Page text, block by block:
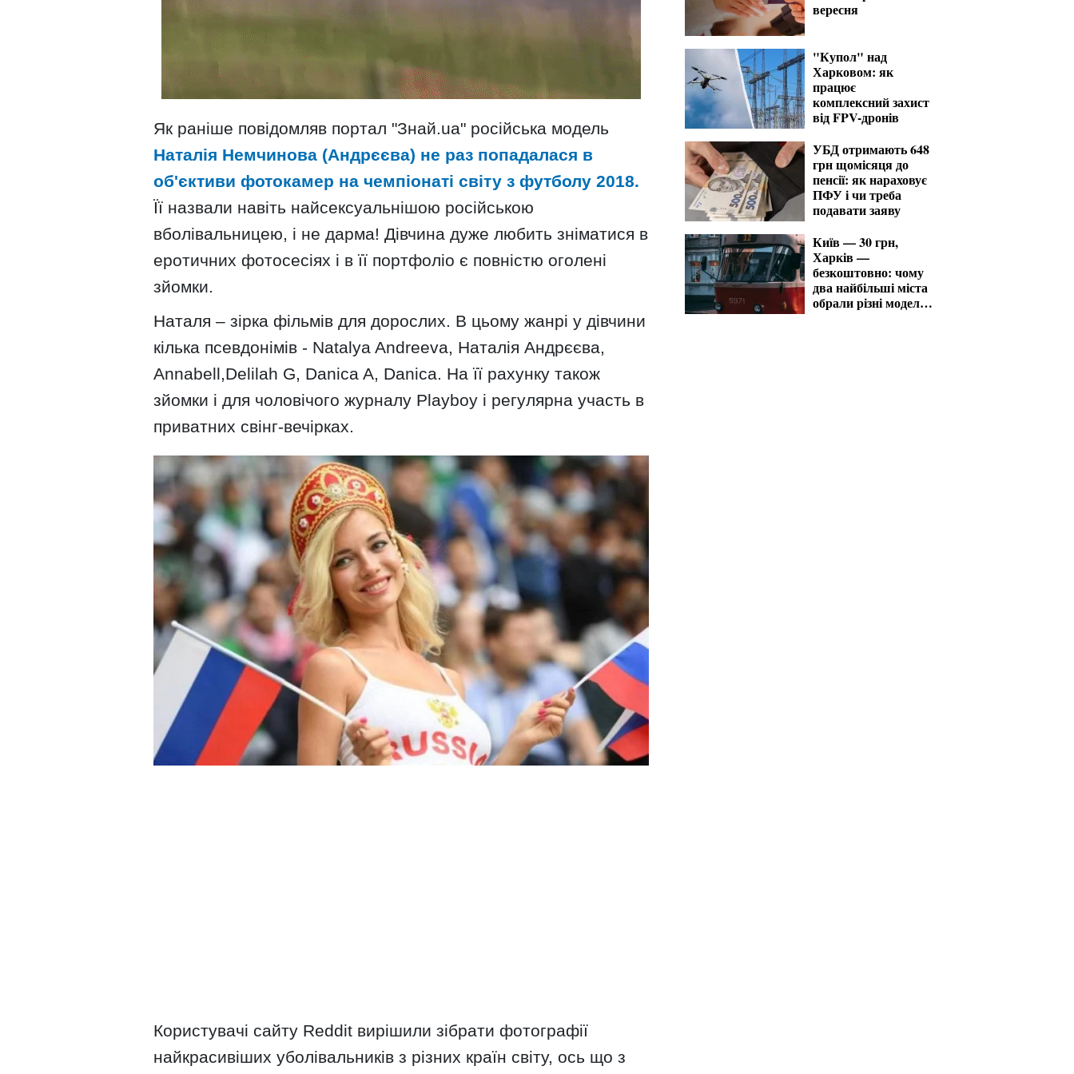
Як раніше повідомляв портал "Знай.uа" російська модель
Наталія Немчинова (Андрєєва) не раз попадалася в
об'єктиви фотокамер на чемпіонаті світу з футболу 2018.
Її назвали навіть найсексуальнішою російською
вболівальницею, і не дарма! Дівчина дуже любить зніматися в
еротичних фотосесіях і в її портфоліо є повністю оголені
зйомки.
Наталя – зірка фільмів для дорослих. В цьому жанрі у дівчини
кілька псевдонімів - Natalya Andreeva, Наталія Андрєєва,
Annabell,Delilah G, Danica A, Danica. На її рахунку також
зйомки і для чоловічого журналу Playboy і регулярна участь в
приватних свінг-вечірках.
Користувачі сайту Reddit вирішили зібрати фотографії
найкрасивіших уболівальників з різних країн світу, ось що з
вересня
"Купол" над
Харковом: як
працює
комплексний захист
від FPV-дронів
УБД отримають 648
грн щомісяця до
пенсії: як нараховує
ПФУ і чи треба
подавати заяву
Київ — 30 грн,
Харків —
безкоштовно: чому
два найбільші міста
обрали різні моделі